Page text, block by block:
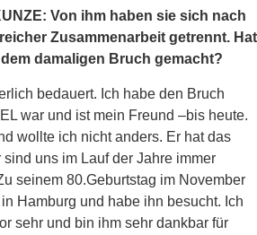
Von ihm haben sie sich nach
Zusammenarbeit getrennt. Hat
damaligen Bruch gemacht?
bedauert. Ich habe den Bruch
war und ist mein Freund –bis heute.
wollte ich nicht anders. Er hat das
uns im Lauf der Jahre immer
seinem 80.Geburtstag im November
Hamburg und habe ihn besucht. Ich
sehr und bin ihm sehr dankbar für